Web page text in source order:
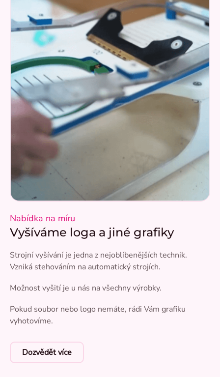
Nabídka na míru
Vyšíváme loga a jiné grafiky
Strojní vyšívání je jedna z nejoblíbenějších technik.
Vzniká stehováním na automatický strojích.
Možnost vyšití je u nás na všechny výrobky.
Pokud soubor nebo logo nemáte, rádi Vám grafiku
vyhotovíme.
Dozvědět více